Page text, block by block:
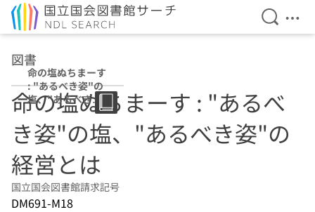
検索を
メ
図書
命の塩ぬちまーす
: "あるべき姿"の
塩、"あるべき
姿"の経営とは
命の塩ぬちまーす : "あるべ
き姿"の塩、"あるべき姿"の
経営とは
国立国会図書館請求記号
DM691-M18